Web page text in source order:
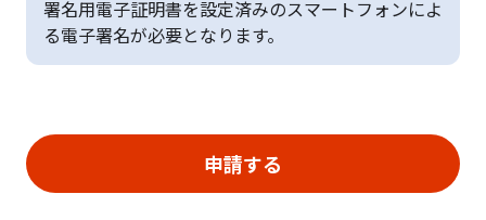
署名用電子証明書を設定済みのスマートフォンによ
る電子署名が必要となります。